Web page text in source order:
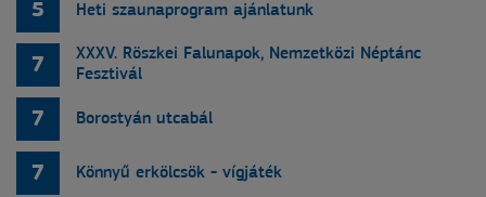
5 Heti szaunaprogram ajánlatunk
7
XXXV. Röszkei Falunapok, Nemzetközi Néptánc
Fesztivál
7 Borostyán utcabál
7 Könnyű erkölcsök - vígjáték